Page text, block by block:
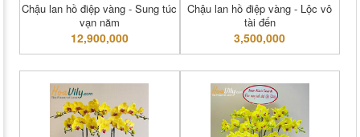
Chậu lan hồ điệp vàng - Sung túc
vạn năm
12,900,000
Chậu lan hồ điệp vàng - Lộc vô
tài đến
3,500,000